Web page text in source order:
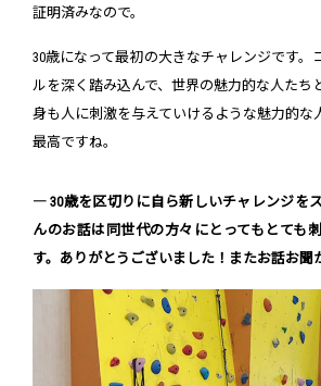
証明済みなので。
30歳になって最初の大きなチャレンジです。
ルを深く踏み込んで、世界の魅力的な人たち
身も人に刺激を与えていけるような魅力的な
最高ですね。
― 30歳を区切りに自ら新しいチャレンジを
んのお話は同世代の方々にとってもとても
す。ありがとうございました！またお話お聞